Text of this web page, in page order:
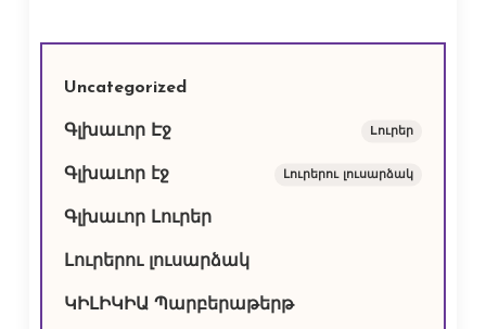
Uncategorized
Գլխաւոր Էջ Lուրեր
Գլխաւոր էջ Լուրերու լուսարձակ
Գլխաւոր Լուրեր
Լուրերու լուսարձակ
ԿԻԼԻԿԻԱ Պարբերաթերթ